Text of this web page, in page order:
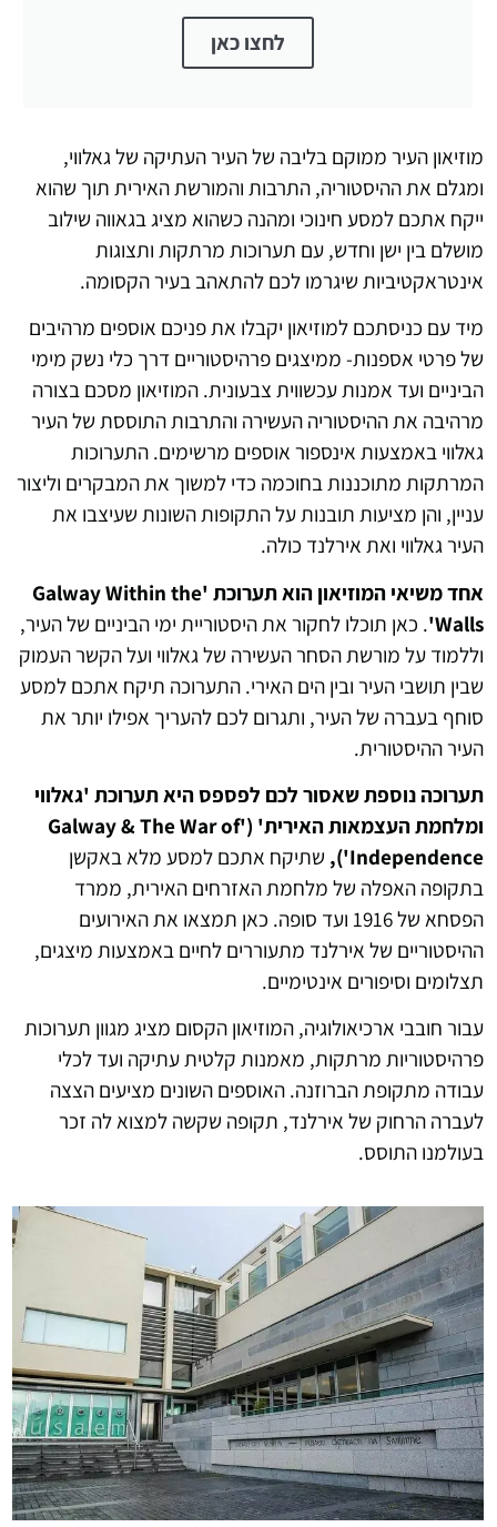
לחצו כאן
מוזיאון העיר ממוקם בליבה של העיר העתיקה של גאלווי,
ומגלם את ההיסטוריה, התרבות והמורשת האירית תוך שהוא
ייקח אתכם למסע חינוכי ומהנה כשהוא מציג בגאווה שילוב
מושלם בין ישן וחדש, עם תערוכות מרתקות ותצוגות
אינטראקטיביות שיגרמו לכם להתאהב בעיר הקסומה.
מיד עם כניסתכם למוזיאון יקבלו את פניכם אוספים מרהיבים
של פרטי אספנות- ממיצגים פרהיסטוריים דרך כלי נשק מימי
הביניים ועד אמנות עכשווית צבעונית. המוזיאון מסכם בצורה
מרהיבה את ההיסטוריה העשירה והתרבות התוססת של העיר
גאלווי באמצעות אינספור אוספים מרשימים. התערוכות
המרתקות מתוכננות בחוכמה כדי למשוך את המבקרים וליצור
עניין, והן מציעות תובנות על התקופות השונות שעיצבו את
העיר גאלווי ואת אירלנד כולה.
אחד משיאי המוזיאון הוא תערוכת 'Galway Within the
Walls' . כאן תוכלו לחקור את היסטוריית ימי הביניים של העיר,
וללמוד על מורשת הסחר העשירה של גאלווי ועל הקשר העמוק
שבין תושבי העיר ובין הים האירי. התערוכה תיקח אתכם למסע
סוחף בעברה של העיר, ותגרום לכם להעריך אפילו יותר את
העיר ההיסטורית.
תערוכה נוספת שאסור לכם לפספס היא תערוכת 'גאלווי
ומלחמת העצמאות האירית' ('Galway & The War of
Independence'),
שתיקח אתכם למסע מלא באקשן
בתקופה האפלה של מלחמת האזרחים האירית, ממרד
הפסחא של 1916 ועד סופה. כאן תמצאו את האירועים
ההיסטוריים של אירלנד מתעוררים לחיים באמצעות מיצגים,
תצלומים וסיפורים אינטימיים.
עבור חובבי ארכיאולוגיה, המוזיאון הקסום מציג מגוון תערוכות
פרהיסטוריות מרתקות, מאמנות קלטית עתיקה ועד לכלי
עבודה מתקופת הברוזנה. האוספים השונים מציעים הצצה
לעברה הרחוק של אירלנד, תקופה שקשה למצוא לה זכר
בעולמנו התוסס.